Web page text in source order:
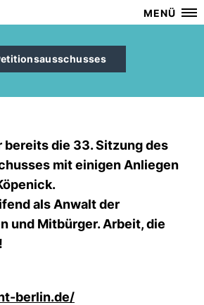
MENÜ
bereits die 33. Sitzung des
mit einigen Anliegen
als Anwalt der
und Mitbürger. Arbeit, die
berlin.de/